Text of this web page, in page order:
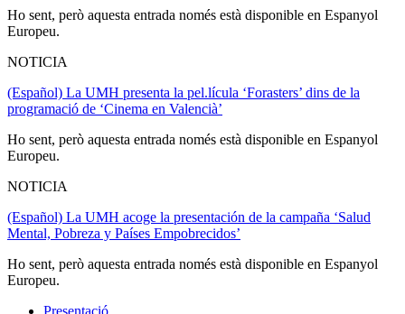
Ho sent, però aquesta entrada només està disponible en Espanyol
Europeu.
NOTICIA
(Español) La UMH presenta la pel.lícula ‘Forasters’ dins de la
programació de ‘Cinema en Valencià’
Ho sent, però aquesta entrada només està disponible en Espanyol
Europeu.
NOTICIA
(Español) La UMH acoge la presentación de la campaña ‘Salud
Mental, Pobreza y Países Empobrecidos’
Ho sent, però aquesta entrada només està disponible en Espanyol
Europeu.
Presentació